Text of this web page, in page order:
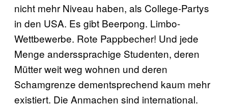
nicht mehr Niveau haben, als College-Partys
in den USA. Es gibt Beerpong. Limbo-
Wettbewerbe. Rote Pappbecher! Und jede
Menge anderssprachige Studenten, deren
Mütter weit weg wohnen und deren
Schamgrenze dementsprechend kaum mehr
existiert. Die Anmachen sind international.